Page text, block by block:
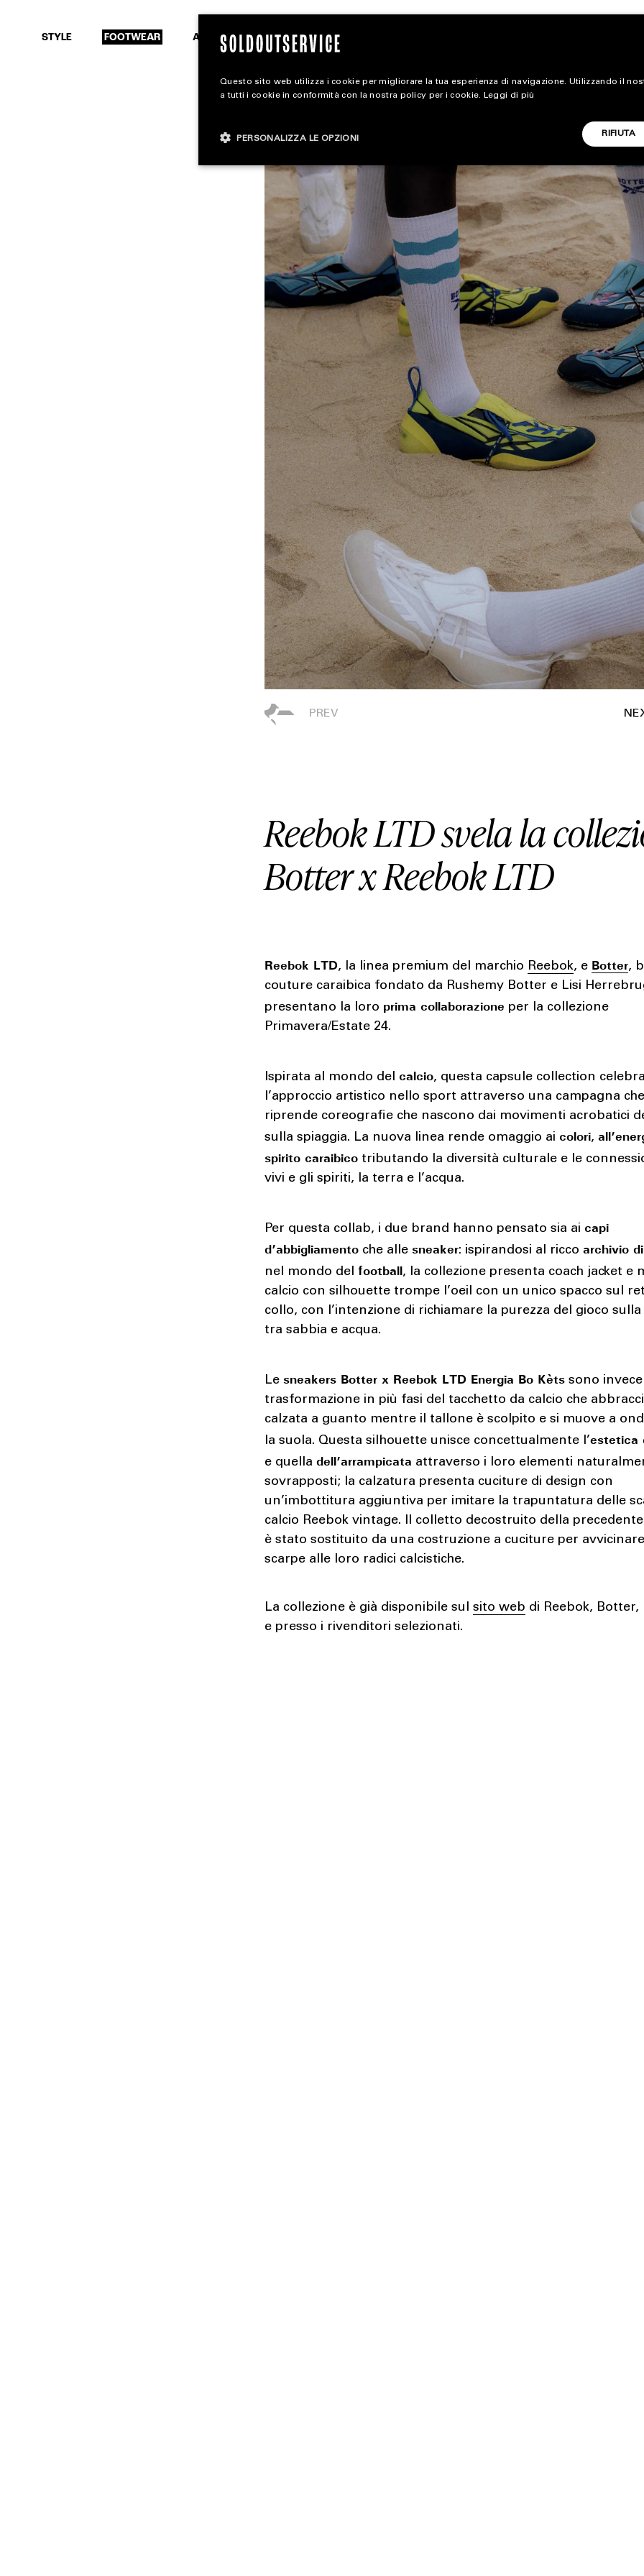
CARICA ALTRI
STYLE FOOTWEAR ACCESSORIES
SEARCH
STYLE
FOOTWEAR
ACCESSORIES
Reebok LTD svela la
Botter x Reebok LTD
Reebok LTD, la linea premium del marchio Reebok, e Botter,
couture caraibica fondato da Rushemy Botter e Lisi
presentano la loro prima collaborazione per la collezione
Primavera/Estate 24.
Ispirata al mondo del calcio, questa capsule collection
l’approccio artistico nello sport attraverso una campagna
riprende coreografie che nascono dai movimenti acrobatici
sulla spiaggia. La nuova linea rende omaggio ai colori,
spirito caraibico tributando la diversità culturale e le
vivi e gli spiriti, la terra e l’acqua.
Per questa collab, i due brand hanno pensato sia ai capi
d’abbigliamento che allesneaker: ispirandosi al riccoarchivio
nel mondo delfootball, la collezione presenta coach jacket e
calcio con silhouette trompe l’oeil con un unico spacco sul
collo, con l’intenzione di richiamare la purezza del gioco sulla
tra sabbia e acqua.
Lesneakers Botter x Reebok LTD Energia Bo Kèts sono
trasformazione in più fasi del tacchetto da calcio che
calzata a guanto mentre il tallone è scolpito e si muove a
la suola. Questa silhouette unisce concettualmente l’estetica
e quelladell’arrampicata attraverso i loro elementi
sovrapposti; la calzatura presenta cuciture di design con
un’imbottitura aggiuntiva per imitare la trapuntatura delle
calcio Reebok vintage. Il colletto decostruito della
è stato sostituito da una costruzione a cuciture per
scarpe alle loro radici calcistiche.
La collezione è già disponibile sulsito web di Reebok, Botter,
e presso i rivenditori selezionati.
Questo sito web utilizza i cookie per migliorare la tua esperienza di navigazione. Utilizzando il
a tutti i cookie in conformità con la nostra policy per i cookie. Leggi di più
RIFIUTA
PERSONALIZZA LE OPZIONI